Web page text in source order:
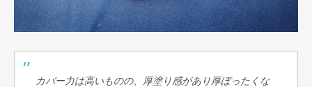
カバー力は高いものの、厚塗り感があり厚ぼったくな